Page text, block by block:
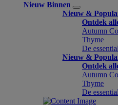
Nieuw Binnen
Nieuw &
Ontdek
Autumn
Thyme
De
Nieuw &
Ontdek
Autumn
Thyme
De